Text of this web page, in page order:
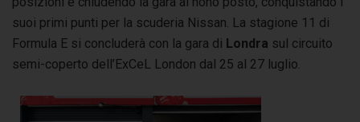
suoi primi punti per la scuderia Nissan. La stagione 11 di
Formula E si concluderà con la gara di Londra sul circuito
semi-coperto dell’ExCeL London dal 25 al 27 luglio.